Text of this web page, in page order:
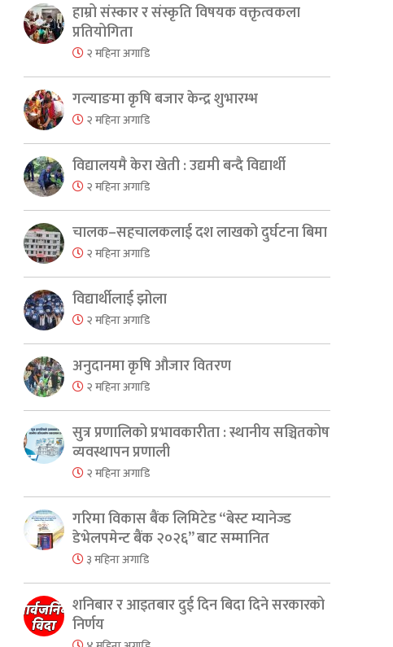
हाम्रो संस्कार र संस्कृति विषयक वक्तृत्वकला
प्रतियोगिता
२ महिना अगाडि
गल्याङमा कृषि बजार केन्द्र शुभारम्भ
२ महिना अगाडि
विद्यालयमै केरा खेती : उद्यमी बन्दै विद्यार्थी
२ महिना अगाडि
चालक–सहचालकलाई दश लाखको दुर्घटना बिमा
२ महिना अगाडि
विद्यार्थीलाई झोला
२ महिना अगाडि
अनुदानमा कृषि औजार वितरण
२ महिना अगाडि
सुत्र प्रणालिको प्रभावकारीता : स्थानीय सञ्चितकोष
व्यवस्थापन प्रणाली
२ महिना अगाडि
गरिमा विकास बैंक लिमिटेड “बेस्ट म्यानेज्ड
डेभेलपमेन्ट बैंक २०२६” बाट सम्मानित
३ महिना अगाडि
शनिबार र आइतबार दुई दिन बिदा दिने सरकारको
निर्णय